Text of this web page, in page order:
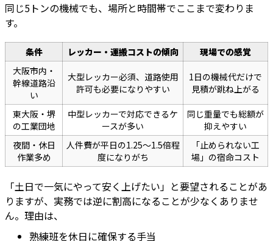
同じ5トンの機械でも、場所と時間帯でここまで変わりま
す。
条件 レッカー・運搬コストの傾向
現場での感覚
大阪市内・
幹線道路沿
い
大型レッカー必須、道路使用
許可も必要になりやすい
1日の機械代だけで
見積が跳ね上がる
東大阪・堺
の工業団地
中型レッカーで対応できるケ
ースが多い
同じ重量でも総額が
抑えやすい
夜間・休日
作業多め
人件費が平日の1.25〜1.5倍程
度になりがち
「止められない工
場」の宿命コスト
「土日で一気にやって安く上げたい」と要望されることがあ
りますが、実務では逆に割高になることが少なくありませ
ん。理由は、
熟練班を休日に確保する手当